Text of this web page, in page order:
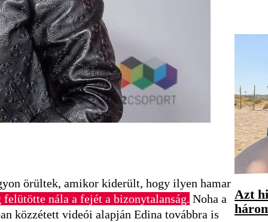
örültek, amikor kiderült, hogy ilyen hamar
nála a fejét a bizonytalanság. Noha a
közzétett videói alapján Edina továbbra is
Azt